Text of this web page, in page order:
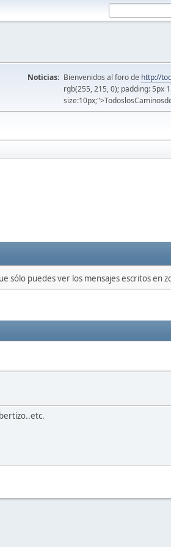
Noticias: Bienvenidos al foro de http://
rgb(255, 215, 0); padding: 5px
puedes ver los mensajes escritos en